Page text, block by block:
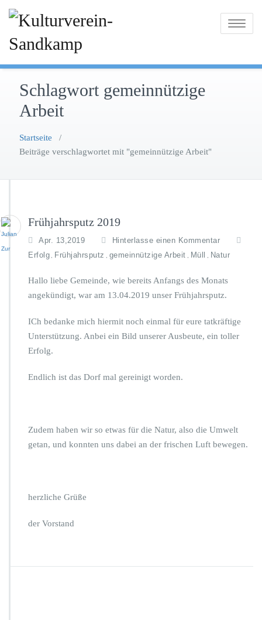
Toggle
Schlagwort gemeinnützige
Arbeit
Startseite /
Beiträge verschlagwortet mit "gemeinnützige Arbeit"
Frühjahrsputz 2019
Apr. 13,2019
Hinterlasse einen Kommentar
Erfolg
Frühjahrsputz gemeinnützige Arbeit Müll Natur
Hallo liebe Gemeinde, wie bereits Anfangs des Monats
angekündigt, war am 13.04.2019 unser Frühjahrsputz.
ICh bedanke mich hiermit noch einmal für eure tatkräftige
Unterstützung. Anbei ein Bild unserer Ausbeute, ein toller
Erfolg.
Endlich ist das Dorf mal gereinigt worden.
Zudem haben wir so etwas für die Natur, also die Umwelt
getan, und konnten uns dabei an der frischen Luft bewegen.
herzliche Grüße
der Vorstand